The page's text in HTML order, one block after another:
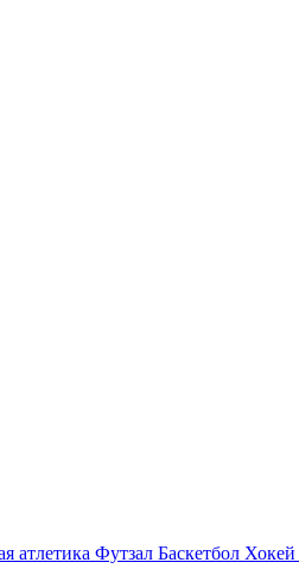
атлетика Футзал Баскетбол Хокей